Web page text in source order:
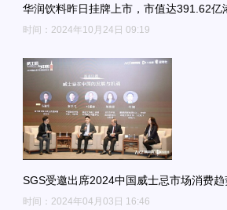
华润饮料昨日挂牌上市，市值达391.62亿
时间：2024年10月24日 09:19
SGS受邀出席2024中国威士忌市场消费
时间：2024年04月03日 16:46